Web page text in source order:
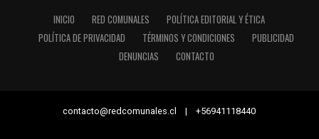
INICIO RED COMUNALES
POLÍTICA EDITORIAL Y ÉTICA
POLÍTICA DE PRIVACIDAD
TÉRMINOS Y CONDICIONES
PUBLICIDAD
DENUNCIAS
CONTACTO
contacto@redcomunales.cl | +56941118440